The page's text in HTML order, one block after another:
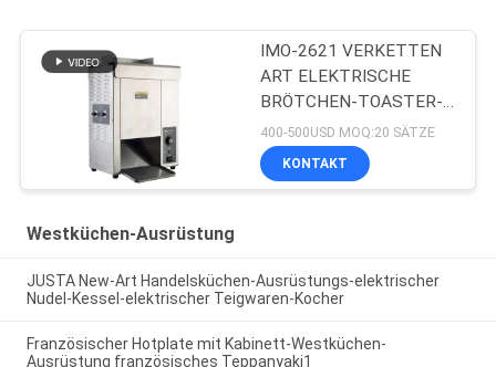
IMO-2621 VERKETTEN
ART ELEKTRISCHE
BRÖTCHEN-TOASTER-
Größe 420x250x585mm
400-500USD MOQ:20 SÄTZE
KONTAKT
Westküchen-Ausrüstung
JUSTA New-Art Handelsküchen-Ausrüstungs-elektrischer
Nudel-Kessel-elektrischer Teigwaren-Kocher
Französischer Hotplate mit Kabinett-Westküchen-
Ausrüstung französisches Teppanyaki1